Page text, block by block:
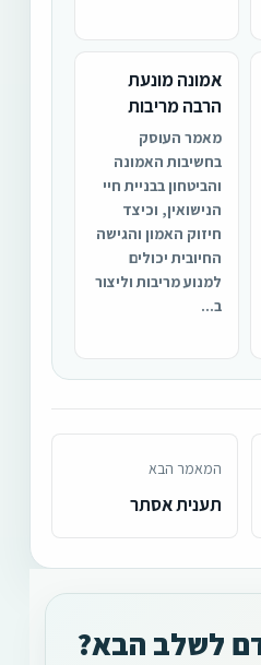
אמונה מונעת
הרבה מריבות
מאמר העוסק
בחשיבות האמונה
והביטחון בבניית חיי
הנישואין, וכיצד
חיזוק האמון והגישה
החיובית יכולים
למנוע מריבות וליצור
ב...
המאמר הבא
תענית אסתר
לשלב הבא?